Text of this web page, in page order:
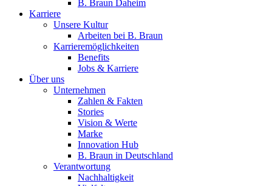
B. Braun Daheim
Karriere
Unsere Kultur
Arbeiten bei B. Braun
Karrieremöglichkeiten
Benefits
Jobs & Karriere
Über uns
Unternehmen
Zahlen & Fakten
Stories
Vision & Werte
Marke
Innovation Hub
B. Braun in Deutschland
Verantwortung
Nachhaltigkeit